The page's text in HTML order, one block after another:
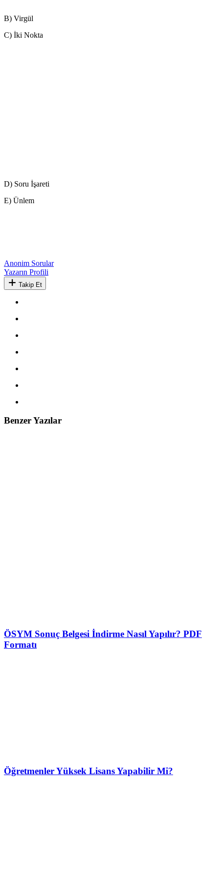
B) Virgül
C) İki Nokta
D) Soru İşareti
E) Ünlem
Anonim Sorular
Yazarın Profili
Takip Et
Benzer Yazılar
ÖSYM Sonuç Belgesi İndirme Nasıl Yapılır? PDF
Formatı
Öğretmenler Yüksek Lisans Yapabilir Mi?